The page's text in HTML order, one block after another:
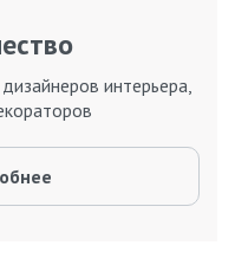
интерьера,